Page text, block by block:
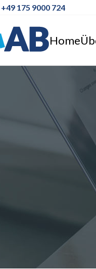
+49 175 9000 724
Home